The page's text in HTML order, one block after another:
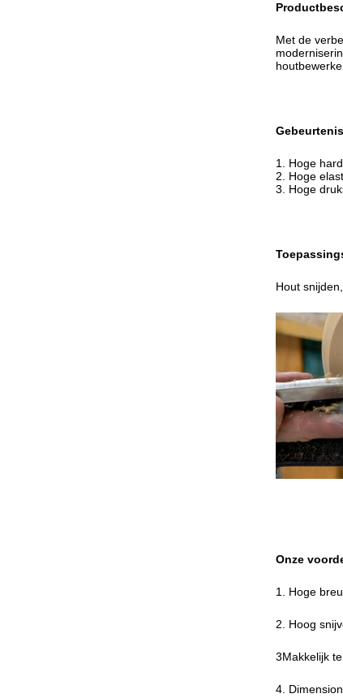
Met de
1. Hoge
2. Hoge
3. Hoge
Hout
Onze
1. Hoge
2. Hoog
3Makkelijk
4.